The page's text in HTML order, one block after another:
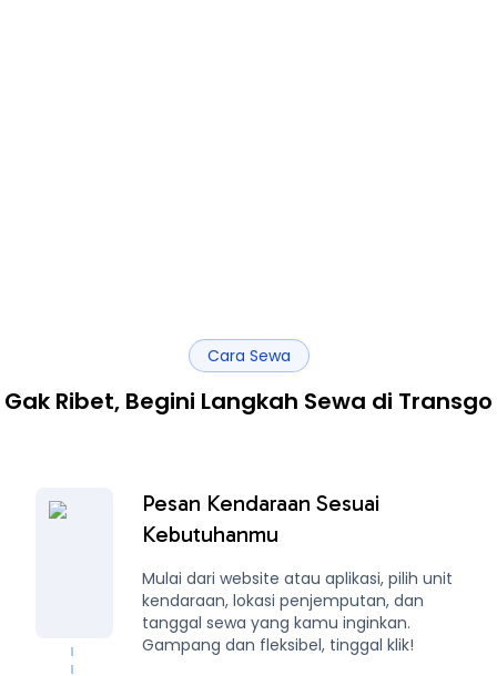
Cara Sewa
Gak Ribet, Begini Langkah Sewa di Transgo
Pesan Kendaraan Sesuai
Kebutuhanmu
Mulai dari website atau aplikasi, pilih unit
kendaraan, lokasi penjemputan, dan
tanggal sewa yang kamu inginkan.
Gampang dan fleksibel, tinggal klik!